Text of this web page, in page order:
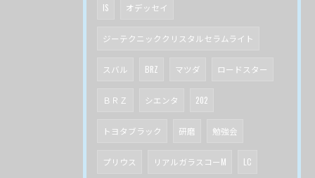
IS オデッセイ
ジーテクニッククリスタルセラムライト
スバル BRZ マツダ ロードスター
ＢＲＺ シエンタ 202
トヨタブラック 研磨 勉強会
プリウス リアルガラスコーM LC